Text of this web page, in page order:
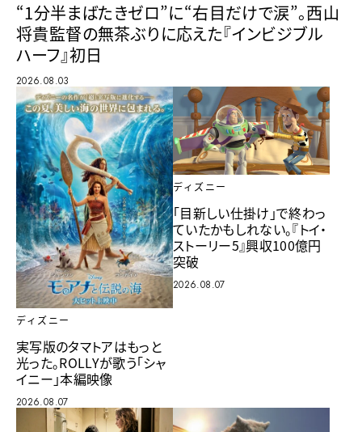
“1分半まばたきゼロ”に“右目だけで涙”。西山
将貴監督の無茶ぶりに応えた『インビジブル
ハーフ』初日
2026.08.03
ディズニー
実写版のタマトアはもっと
光った。ROLLYが歌う「シャ
イニー」本編映像
2026.08.07
ディズニー
「目新しい仕掛け」で終わっ
ていたかもしれない。『トイ・
ストーリー5』興収100億円
突破
2026.08.07